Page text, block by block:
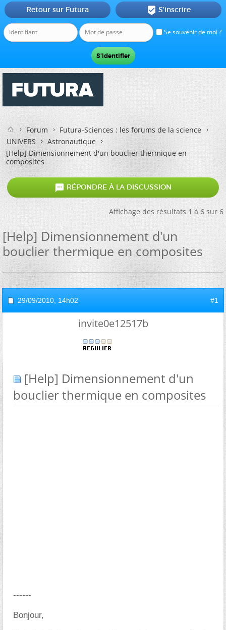
Se souvenir de moi ?
Retour sur Futura  S'inscrire
Forum
Futura-Sciences : les forums de la science
UNIVERS
Astronautique
[Help] Dimensionnement d'un bouclier thermique en
composites
 RÉPONDRE À LA DISCUSSION
Affichage des résultats 1 à 6 sur 6
[Help] Dimensionnement d'un
bouclier thermique en composites
29/09/2010, 14h02 #1
invite0e12517b
[Help] Dimensionnement d'un
bouclier thermique en composites
------
Bonjour,